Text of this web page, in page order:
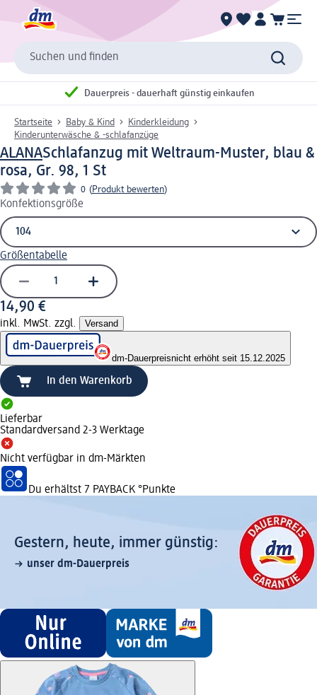
Suchen und finden
Dauerpreis - dauerhaft günstig einkaufen
Startseite Baby & Kind
Kinderkleidung
Kinderunterwäsche & -schlafanzüge
ALANASchlafanzug mit Weltraum-Muster, blau &
rosa, Gr. 98, 1 St
0 (Produkt bewerten)
Konfektionsgröße
Größentabelle
14,90 €
inkl. MwSt. zzgl. Versand
dm-Dauerpreisnicht erhöht seit 15.12.2025
In den Warenkorb
Lieferbar
Standardversand 2-3 Werktage
Nicht verfügbar in dm-Märkten
Du erhältst 7 PAYBACK °Punkte
Gestern, heute, immer günstig:
unser dm-Dauerpreis